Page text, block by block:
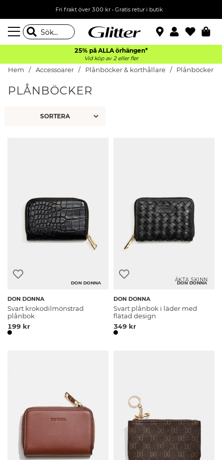
Fri frakt över 300 kr• Gratis retur i butik
25% på ALLA örhängen*
Vid köp av 2 eller fler
Hem Accessoarer Plånböcker & korthållare Plånböcker
PLÅNBÖCKER
DON DONNA
DON DONNA
Svart krokodilmönstrad
plånbok
199 kr
DON DONNA
ÄKTA SKINN
DON DONNA
Svart plånbok i läder med
flätad design
349 kr